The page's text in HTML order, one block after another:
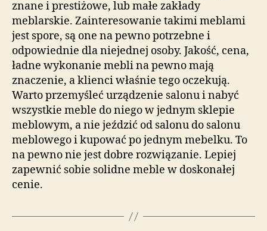
znane i prestiżowe, lub małe zakłady
meblarskie. Zainteresowanie takimi meblami
jest spore, są one na pewno potrzebne i
odpowiednie dla niejednej osoby. Jakość, cena,
ładne wykonanie mebli na pewno mają
znaczenie, a klienci właśnie tego oczekują.
Warto przemyśleć urządzenie salonu i nabyć
wszystkie meble do niego w jednym sklepie
meblowym, a nie jeździć od salonu do salonu
meblowego i kupować po jednym mebelku. To
na pewno nie jest dobre rozwiązanie. Lepiej
zapewnić sobie solidne meble w doskonałej
cenie.